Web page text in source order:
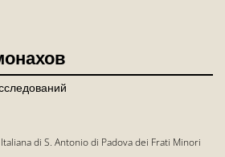
di S. Antonio di Padova dei Frati Minori